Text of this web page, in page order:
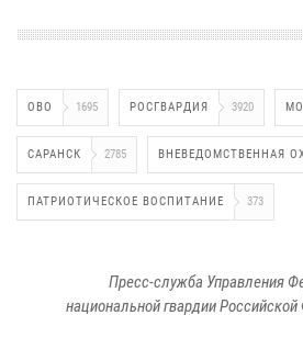
ОВО 1695 РОСГВАРДИЯ 3920
САРАНСК 2785 ВНЕВЕДОМСТВЕННАЯ
ПАТРИОТИЧЕСКОЕ ВОСПИТАНИЕ 373
Пресс-служба Управления
национальной гвардии